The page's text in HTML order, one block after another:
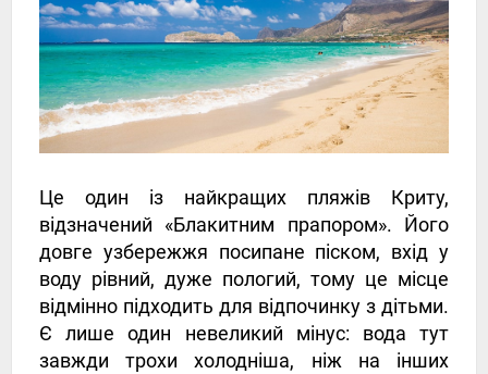
Це один із найкращих пляжів Криту,
відзначений «Блакитним прапором». Його
довге узбережжя посипане піском, вхід у
воду рівний, дуже пологий, тому це місце
відмінно підходить для відпочинку з дітьми.
Є лише один невеликий мінус: вода тут
завжди трохи холодніша, ніж на інших